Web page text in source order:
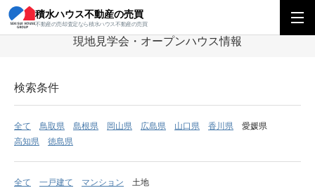
積水ハウス不動産の売買
不動産の売却査定なら積水ハウス不動産の売買
積水ハウス不動産の売買 中四国エリア
現地見学会・オープンハウス情報
検索条件
全て 鳥取県 島根県 岡山県 広島県 山口県 香川県
愛媛県
高知県
徳島県
全て 一戸建て マンション 土地